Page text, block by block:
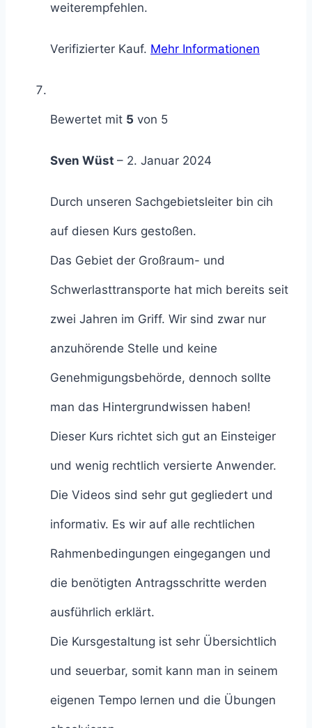
weiterempfehlen.
Verifizierter Kauf. Mehr Informationen
Bewertet mit 5 von 5
Sven Wüst – 2. Januar 2024
Durch unseren Sachgebietsleiter bin cih
auf diesen Kurs gestoßen.
Das Gebiet der Großraum- und
Schwerlasttransporte hat mich bereits seit
zwei Jahren im Griff. Wir sind zwar nur
anzuhörende Stelle und keine
Genehmigungsbehörde, dennoch sollte
man das Hintergrundwissen haben!
Dieser Kurs richtet sich gut an Einsteiger
und wenig rechtlich versierte Anwender.
Die Videos sind sehr gut gegliedert und
informativ. Es wir auf alle rechtlichen
Rahmenbedingungen eingegangen und
die benötigten Antragsschritte werden
ausführlich erklärt.
Die Kursgestaltung ist sehr Übersichtlich
und seuerbar, somit kann man in seinem
eigenen Tempo lernen und die Übungen